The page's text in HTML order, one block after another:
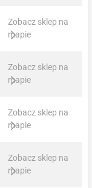
Zobacz sklep na
mapie
Zobacz sklep na
mapie
Zobacz sklep na
mapie
Zobacz sklep na
mapie